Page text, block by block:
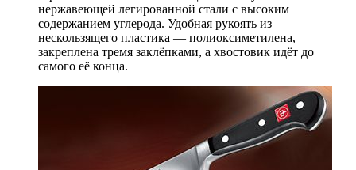
нержавеющей легированной стали с высоким
содержанием углерода. Удобная рукоять из
нескользящего пластика — полиоксиметилена,
закреплена тремя заклёпками, а хвостовик идёт до
самого её конца.